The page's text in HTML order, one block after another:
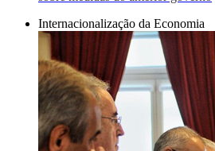
Internacionalização da Economia